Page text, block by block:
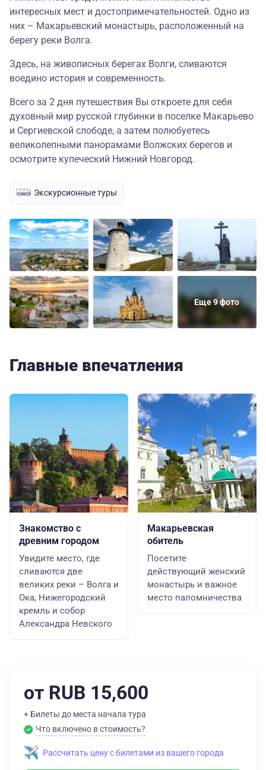
интересных мест и достопримечательностей. Одно из
них – Макарьевский монастырь, расположенный на
берегу реки Волга.
Здесь, на живописных берегах Волги, сливаются
воедино история и современность.
Всего за 2 дня путешествия Вы откроете для себя
духовный мир русской глубинки в поселке Макарьево
и Сергиевской слободе, а затем полюбуетесь
великолепными панорамами Волжских берегов и
осмотрите купеческий Нижний Новгород.
Экскурсионные туры
Еще 9 фото
Главные впечатления
Знакомство с
древним городом
Увидите место, где
сливаются две
великих реки – Волга и
Ока, Нижегородский
кремль и собор
Александра Невского
Макарьевская
обитель
Посетите
действующий женский
монастырь и важное
место паломничества
от RUB 15,600
+ Билеты до места начала тура
Что включено в стоимость?
Рассчитать цену с билетами из вашего города